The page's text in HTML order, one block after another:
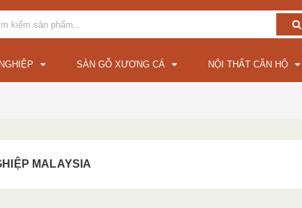
SÀN GỖ XƯƠNG CÁ NỘI THẤT CĂN HỘ
MALAYSIA